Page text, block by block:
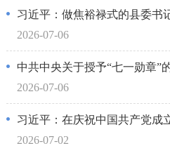
习近平：做焦裕禄式的县委书
2026-07-06
中共中央关于授予“七一勋章”
2026-07-06
习近平：在庆祝中国共产党成
2026-07-02